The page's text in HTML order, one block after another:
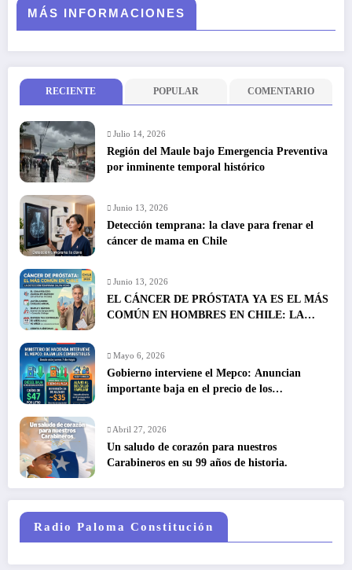
MÁS INFORMACIONES
RECIENTE POPULAR COMENTARIO
Julio 14, 2026
Región del Maule bajo Emergencia Preventiva
por inminente temporal histórico
Junio 13, 2026
Detección temprana: la clave para frenar el
cáncer de mama en Chile
Junio 13, 2026
EL CÁNCER DE PRÓSTATA YA ES EL MÁS
COMÚN EN HOMBRES EN CHILE: LA
Mayo 6, 2026
Gobierno interviene el Mepco: Anuncian
importante baja en el precio de los
Abril 27, 2026
Un saludo de corazón para nuestros
Carabineros en su 99 años de historia.
Radio Paloma Constitución